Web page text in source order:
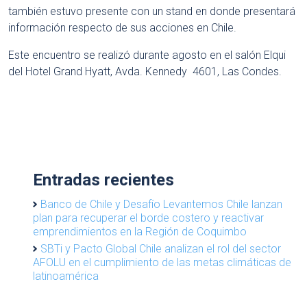
también estuvo presente con un stand en donde presentará
información respecto de sus acciones en Chile.
Este encuentro se realizó durante agosto en el salón Elqui
del Hotel Grand Hyatt, Avda. Kennedy 4601, Las Condes.
Entradas recientes
Banco de Chile y Desafío Levantemos Chile lanzan
plan para recuperar el borde costero y reactivar
emprendimientos en la Región de Coquimbo
SBTi y Pacto Global Chile analizan el rol del sector
AFOLU en el cumplimiento de las metas climáticas de
latinoamérica